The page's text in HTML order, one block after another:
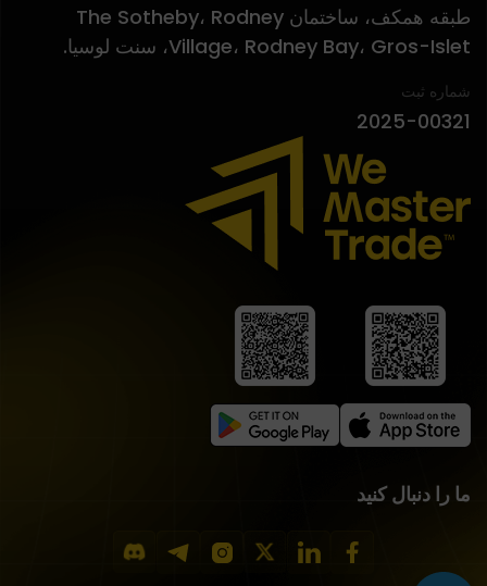
ما را دنبال کنید
طبقه همکف، ساختمان The Sotheby، Rodney
Village، Rodney Bay، Gros-Islet، سنت لوسیا.
شماره ثبت
2025-00321